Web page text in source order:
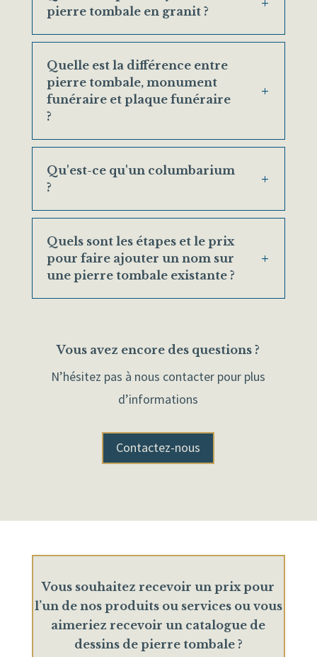
pierre tombale en granit ?
Quelle est la différence entre
pierre tombale, monument
funéraire et plaque funéraire
?
Qu'est-ce qu'un columbarium
?
Quels sont les étapes et le prix
pour faire ajouter un nom sur
une pierre tombale existante ?
Vous avez encore des questions ?
N’hésitez pas à nous contacter pour plus
d’informations
Contactez-nous
Vous souhaitez recevoir un prix pour
l’un de nos produits ou services ou vous
aimeriez recevoir un catalogue de
dessins de pierre tombale ?